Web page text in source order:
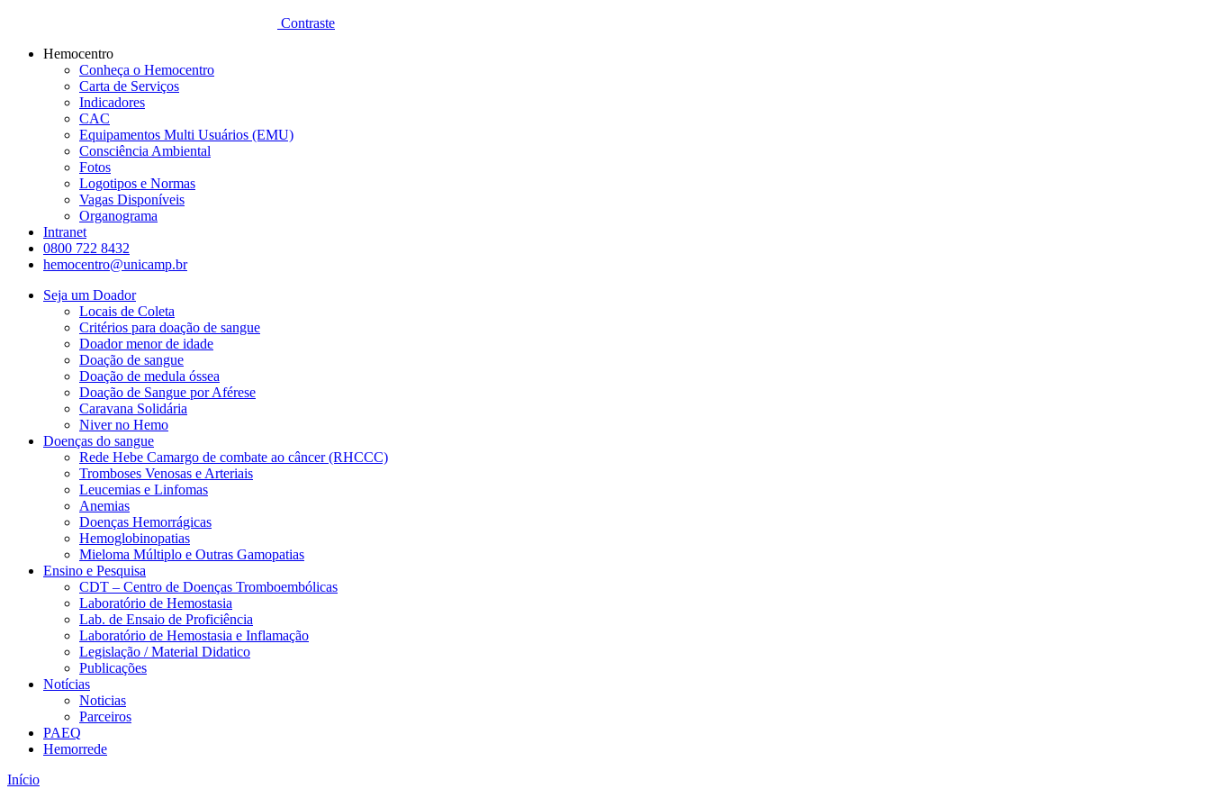
Contraste
Hemocentro
Conheça o Hemocentro
Carta de Serviços
Indicadores
CAC
Equipamentos Multi Usuários (EMU)
Consciência Ambiental
Fotos
Logotipos e Normas
Vagas Disponíveis
Organograma
Intranet
0800 722 8432
hemocentro@unicamp.br
Seja um Doador
Locais de Coleta
Critérios para doação de sangue
Doador menor de idade
Doação de sangue
Doação de medula óssea
Doação de Sangue por Aférese
Caravana Solidária
Niver no Hemo
Doenças do sangue
Rede Hebe Camargo de combate ao câncer (RHCCC)
Tromboses Venosas e Arteriais
Leucemias e Linfomas
Anemias
Doenças Hemorrágicas
Hemoglobinopatias
Mieloma Múltiplo e Outras Gamopatias
Ensino e Pesquisa
CDT – Centro de Doenças Tromboembólicas
Laboratório de Hemostasia
Lab. de Ensaio de Proficiência
Laboratório de Hemostasia e Inflamação
Legislação / Material Didatico
Publicações
Notícias
Noticias
Parceiros
PAEQ
Hemorrede
Início